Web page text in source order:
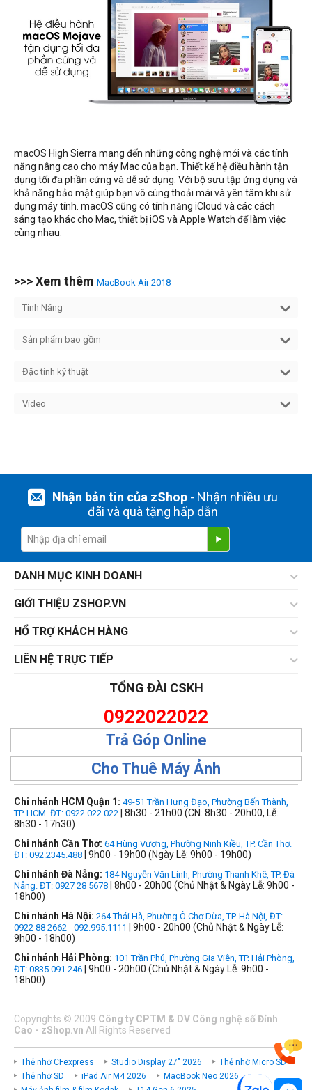
macOS High Sierra mang đến những công nghệ mới và các tính
năng nâng cao cho máy Mac của bạn. Thiết kế hệ điều hành tận
dụng tối đa phần cứng và dễ sử dụng. Với bộ sưu tập ứng dụng và
khả năng bảo mật giúp bạn vô cùng thoải mái và yên tâm khi sử
dụng máy tính. macOS cũng có tính năng iCloud và các cách
sáng tạo khác cho Mac, thiết bị iOS và Apple Watch để làm việc
cùng nhau.
>>> Xem thêm MacBook Air 2018
Tính Năng
Sản phẩm bao gồm
Đặc tính kỹ thuật
Video
Nhận bản tin của zShop- Nhận nhiều ưu
đãi và quà tặng hấp dẫn
DANH MỤC KINH DOANH
GIỚI THIỆU ZSHOP.VN
HỔ TRỢ KHÁCH HÀNG
LIÊN HỆ TRỰC TIẾP
TỔNG ĐÀI CSKH
0922022022
Trả Góp Online
Cho Thuê Máy Ảnh
Chi nhánh HCM Quận 1: 49-51 Trần Hưng Đạo, Phường Bến Thành,
TP. HCM. ĐT: 0922 022 022 | 8h30 - 21h00 (CN: 8h30 - 20h00, Lễ:
8h30 - 17h30)
Chi nhánh Cần Thơ: 64 Hùng Vương, Phường Ninh Kiều, TP. Cần Thơ.
ĐT: 092.2345.488 | 9h00 - 19h00 (Ngày Lễ: 9h00 - 19h00)
Chi nhánh Đà Nẵng: 184 Nguyễn Văn Linh, Phường Thanh Khê, TP. Đà
Nẵng. ĐT: 0927 28 5678 | 8h00 - 20h00 (Chủ Nhật & Ngày Lễ: 9h00 -
18h00)
Chi nhánh Hà Nội: 264 Thái Hà, Phường Ô Chợ Dừa, TP. Hà Nội, ĐT:
0922 88 2662 - 092.995.1111
| 9h00 - 20h00 (Chủ Nhật & Ngày Lễ:
9h00 - 18h00)
Chi nhánh Hải Phòng: 101 Trần Phú, Phường Gia Viên, TP. Hải Phòng,
ĐT: 0835 091 246 | 9h00 - 20h00 (Chủ Nhật & Ngày Lễ: 9h00 -
18h00)
Copyrights © 2009 Công ty CPTM & DV Công nghệ số Đỉnh
Cao - zShop.vn All Rights Reserved
Thẻ nhớ CFexpress Studio Display 27" 2026
Thẻ nhớ Micro SD
Thẻ nhớ SD
iPad Air M4 2026
MacBook Neo 2026